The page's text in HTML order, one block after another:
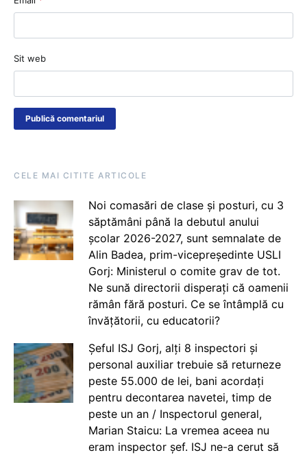
Sit web
CELE MAI CITITE ARTICOLE
Noi comasări de clase și posturi, cu 3
săptămâni până la debutul anului
școlar 2026-2027, sunt semnalate de
Alin Badea, prim-vicepreședinte USLI
Gorj: Ministerul o comite grav de tot.
Ne sună directorii disperați că oamenii
rămân fără posturi. Ce se întâmplă cu
învățătorii, cu educatorii?
Șeful ISJ Gorj, alți 8 inspectori și
personal auxiliar trebuie să returneze
peste 55.000 de lei, bani acordați
pentru decontarea navetei, timp de
peste un an / Inspectorul general,
Marian Staicu: La vremea aceea nu
eram inspector șef. ISJ ne-a cerut să